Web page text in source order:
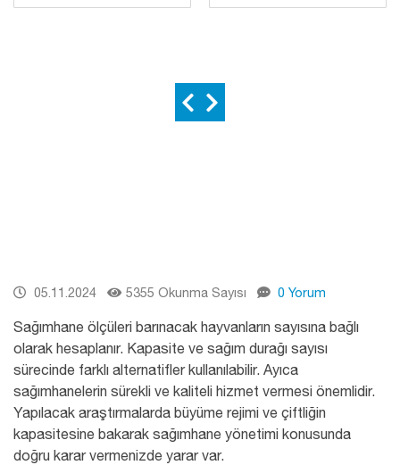
05.11.2024 5355 Okunma Sayısı 0 Yorum
Sağımhane ölçüleri barınacak hayvanların sayısına bağlı
olarak hesaplanır. Kapasite ve sağım durağı sayısı
sürecinde farklı alternatifler kullanılabilir. Ayıca
sağımhanelerin sürekli ve kaliteli hizmet vermesi önemlidir.
Yapılacak araştırmalarda büyüme rejimi ve çiftliğin
kapasitesine bakarak sağımhane yönetimi konusunda
doğru karar vermenizde yarar var.